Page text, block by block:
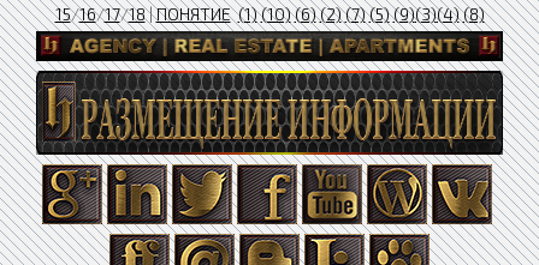
15/16/17/18|ПОНЯТИЕ (1)(10)(6)(2)(7)(5)(9)(3)(4)(8)